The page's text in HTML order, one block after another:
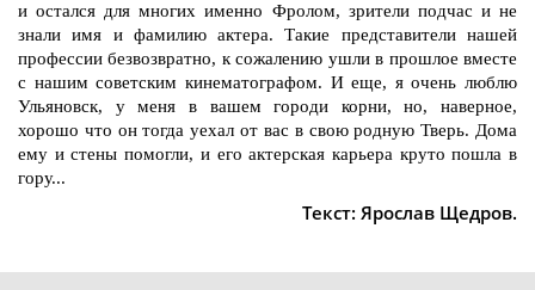
и остался для многих именно Фролом, зрители подчас и не
знали имя и фамилию актера. Такие представители нашей
профессии безвозвратно, к сожалению ушли в прошлое вместе
с нашим советским кинематографом. И еще, я очень люблю
Ульяновск, у меня в вашем городи корни, но, наверное,
хорошо что он тогда уехал от вас в свою родную Тверь. Дома
ему и стены помогли, и его актерская карьера круто пошла в
гору...
Текст: Ярослав Щедров.